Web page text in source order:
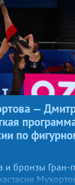
—
по
и бронзы Гран-